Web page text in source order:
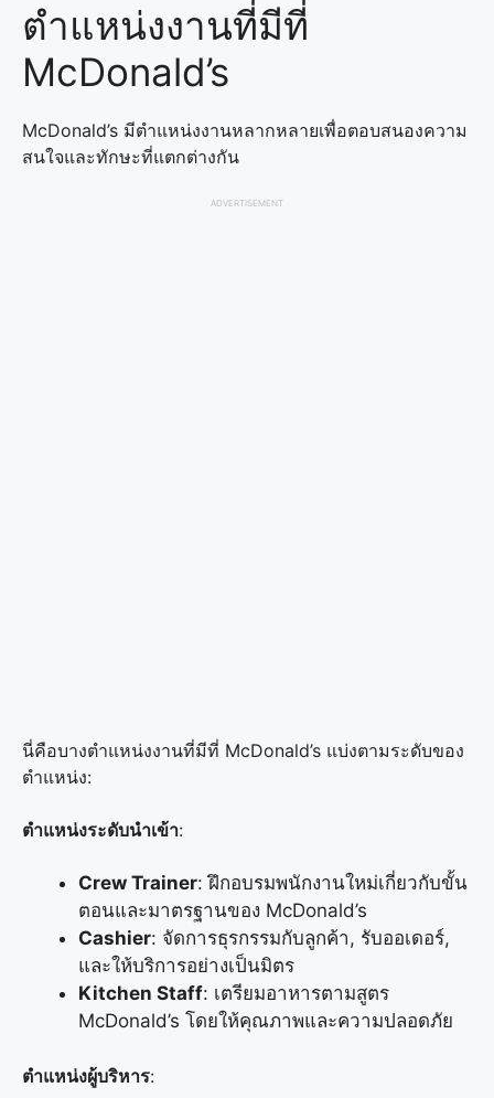
ตำแหน่งงานที่มีที่
McDonald’s
McDonald’s มีตำแหน่งงานหลากหลายเพื่อตอบสนองความ
สนใจและทักษะที่แตกต่างกัน
ADVERTISEMENT
นี่คือบางตำแหน่งงานที่มีที่ McDonald’s แบ่งตามระดับของ
ตำแหน่ง:
ตำแหน่งระดับนำเข้า:
Crew Trainer: ฝึกอบรมพนักงานใหม่เกี่ยวกับขั้น
ตอนและมาตรฐานของ McDonald’s
Cashier: จัดการธุรกรรมกับลูกค้า, รับออเดอร์,
และให้บริการอย่างเป็นมิตร
Kitchen Staff: เตรียมอาหารตามสูตร
McDonald’s โดยให้คุณภาพและความปลอดภัย
ตำแหน่งผู้บริหาร: